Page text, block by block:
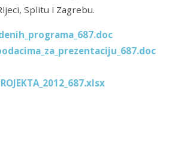
Splitu i Zagrebu.